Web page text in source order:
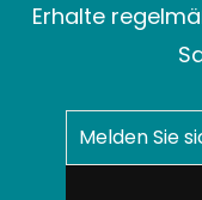
Erhalte